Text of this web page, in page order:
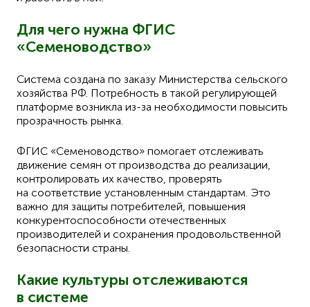
Для чего нужна ФГИС
«Семеноводство»
Система создана по заказу Министерства сельского
хозяйства РФ. Потребность в такой регулирующей
платформе возникла из-за необходимости повысить
прозрачность рынка.
ФГИС «Семеноводство» помогает отслеживать
движение семян от производства до реализации,
контролировать их качество, проверять
на соответствие установленным стандартам. Это
важно для защиты потребителей, повышения
конкурентоспособности отечественных
производителей и сохранения продовольственной
безопасности страны.
Какие культуры отслеживаются
в системе